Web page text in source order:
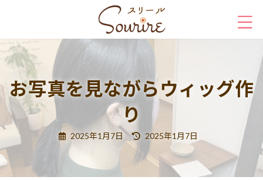
ツ
ス
プ
シ
ン
動
お写真を見ながらウィッグ作
り
2025年1月7日
最
更
新
時
2025年1月7日